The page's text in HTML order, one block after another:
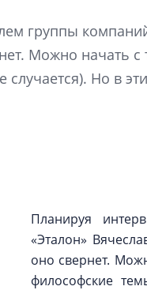
группы
Можно начать
Но в
Планируя
«Эталон»
оно свернет.
философские